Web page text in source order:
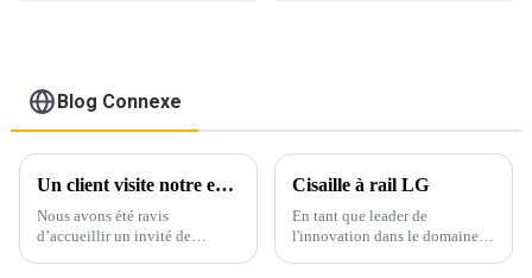
Blog Connexe
Un client visite notre entreprise pour une démonstration complète du produit
Nous avons été ravis
d’accueillir un invité de
Cisaille à rail LG
En tant que leader de
l'innovation dans le domaine